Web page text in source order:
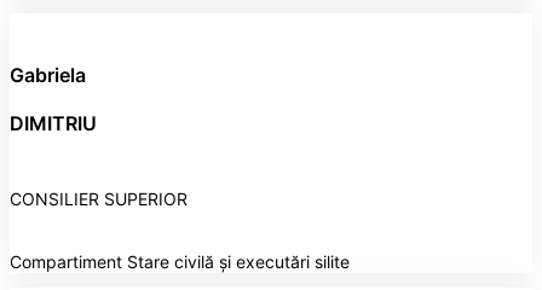
Gabriela
DIMITRIU
CONSILIER SUPERIOR
Compartiment Stare civilă și executări silite